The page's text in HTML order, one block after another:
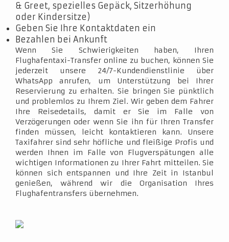
& Greet, spezielles Gepäck, Sitzerhöhung
oder Kindersitze)
Geben Sie Ihre Kontaktdaten ein
Bezahlen bei Ankunft
Wenn Sie Schwierigkeiten haben, Ihren
Flughafentaxi-Transfer online zu buchen, können Sie
jederzeit unsere 24/7-Kundendienstlinie über
WhatsApp anrufen, um Unterstützung bei Ihrer
Reservierung zu erhalten. Sie bringen Sie pünktlich
und problemlos zu Ihrem Ziel. Wir geben dem Fahrer
Ihre Reisedetails, damit er Sie im Falle von
Verzögerungen oder wenn Sie ihn für Ihren Transfer
finden müssen, leicht kontaktieren kann. Unsere
Taxifahrer sind sehr höfliche und fleißige Profis und
werden Ihnen im Falle von Flugverspätungen alle
wichtigen Informationen zu Ihrer Fahrt mitteilen. Sie
können sich entspannen und Ihre Zeit in Istanbul
genießen, während wir die Organisation Ihres
Flughafentransfers übernehmen.